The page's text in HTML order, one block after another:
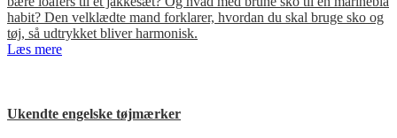
habit? Den velklædte mand forklarer, hvordan du skal bruge sko og
tøj, så udtrykket bliver harmonisk.
Læs mere
Ukendte engelske tøjmærker